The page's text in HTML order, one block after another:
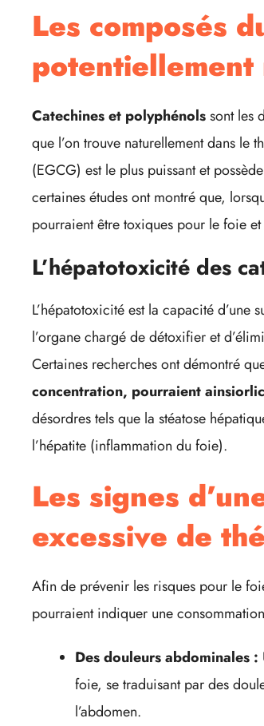
Les composés
Catechines et polyphénolssont les
que l’on trouve naturellement dans le
(EGCG) est le plus puissant et
certaines études ont montré que,
pourraient être toxiques pour le foie
L’hépatotoxicité des
L’hépatotoxicité est la capacité
l’organe chargé de détoxifier et
Certaines recherches ont démontré
concentration, pourraient
désordres tels que la stéatose
l’hépatite (inflammation du foie).
Les signes
excessive de
Afin de prévenir les risques pour le
pourraient indiquer une
Des douleurs abdominales :
foie, se traduisant par des
l’abdomen.